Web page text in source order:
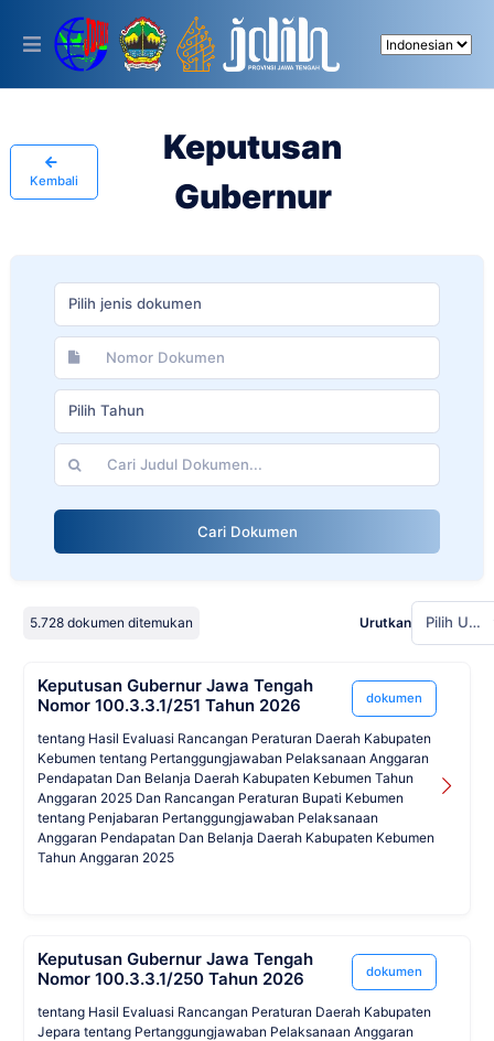
This
includes
system.
Kembali
Keputusan
Gubernur
Pilih jenis dokumen
Pilih Tahun
Cari Dokumen
5.728 dokumen ditemukan Urutkan Pilih Urutan
Keputusan Gubernur Jawa Tengah
Nomor 100.3.3.1/251 Tahun 2026
dokumen
tentang Hasil Evaluasi Rancangan Peraturan Daerah Kabupaten
Kebumen tentang Pertanggungjawaban Pelaksanaan Anggaran
Pendapatan Dan Belanja Daerah Kabupaten Kebumen Tahun
Anggaran 2025 Dan Rancangan Peraturan Bupati Kebumen
tentang Penjabaran Pertanggungjawaban Pelaksanaan
Anggaran Pendapatan Dan Belanja Daerah Kabupaten Kebumen
Tahun Anggaran 2025
Keputusan Gubernur Jawa Tengah
Nomor 100.3.3.1/250 Tahun 2026
dokumen
tentang Hasil Evaluasi Rancangan Peraturan Daerah Kabupaten
Jepara tentang Pertanggungjawaban Pelaksanaan Anggaran